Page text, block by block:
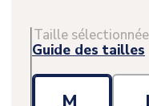
Taille
Guide des tailles
M